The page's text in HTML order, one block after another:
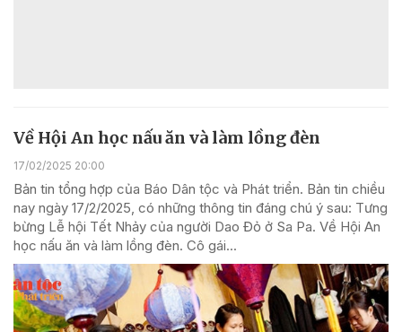
Về Hội An học nấu ăn và làm lồng đèn
17/02/2025 20:00
Bản tin tổng hợp của Báo Dân tộc và Phát triển. Bản tin chiều
nay ngày 17/2/2025, có những thông tin đáng chú ý sau: Tưng
bừng Lễ hội Tết Nhảy của người Dao Đỏ ở Sa Pa. Về Hội An
học nấu ăn và làm lồng đèn. Cô gái...